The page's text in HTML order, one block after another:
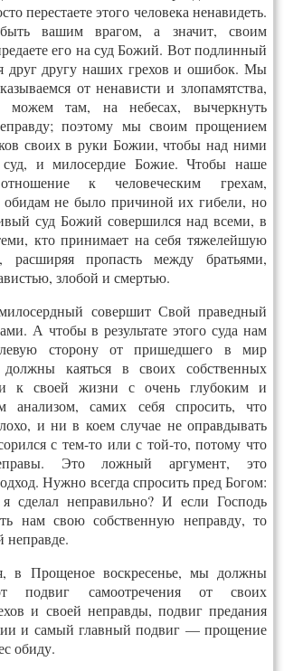
перестаете этого человека ненавидеть.
вашим врагом, а значит, своим
его на суд Божий. Вот подлинный
друг другу наших грехов и ошибок. Мы
от ненависти и злопамятства,
там, на небесах, вычеркнуть
поэтому мы своим прощением
своих в руки Божии, чтобы над ними
и милосердие Божие. Чтобы наше
к человеческим грехам,
обидам не было причиной их гибели, но
суд Божий совершился над всеми, в
кто принимает на себя тяжелейшую
расширяя пропасть между братьями,
злобой и смертью.
совершит Свой праведный
А чтобы в результате этого суда нам
сторону от пришедшего в мир
каяться в своих собственных
к своей жизни с очень глубоким и
анализом, самих себя спросить, что
и ни в коем случае не оправдывать
с тем-то или с той-то, потому что
Это ложный аргумент, это
Нужно всегда спросить пред Богом:
сделал неправильно? И если Господь
нам свою собственную неправду, то
неправде.
в Прощеное воскресенье, мы должны
подвиг самоотречения от своих
и своей неправды, подвиг предания
и самый главный подвиг — прощение
обиду.